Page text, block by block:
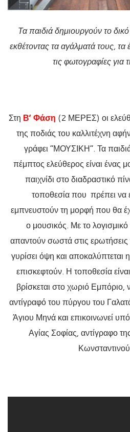
Τα παιδιά δημιουργούν το
εκθέτοντας τα αγάλματά τους,
τις φωτογραφίες για
Στη Β’ Φάση (2 ΜΕΡΕΣ) οι
της ποδιάς του καλλιτέχνη
γράφει “ΜΟΥΣΙΚΗ”. Τα
πέμπτος ελεύθερος είναι ένας
παιχνίδι στο διαδραστικό
τοποθεσία που πρέπει να
εμπνευστούν τη μορφή που θα
ο μουσικός. Με το
απαντούν σωστά στις
γυρίσει όψη και αποκαλύπτεται
επισκεφτούν. Η τοποθεσία
βρίσκεται στο χωριό Εμπόριο,
αντίγραφό του πύργου του
Άγιου Μηνά και επικοινωνεί
Αγίας Σοφίας, αντίγραφο